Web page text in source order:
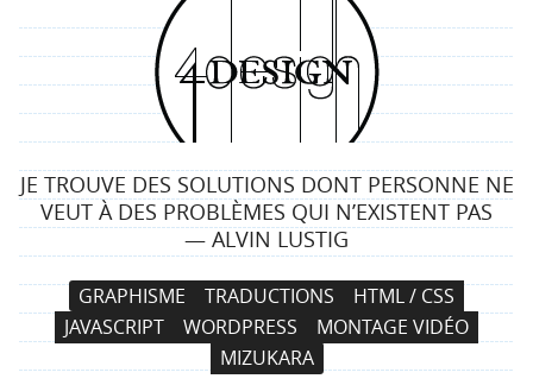
4
d
e
s
i
g
n
JE TROUVE DES SOLUTIONS DONT PERSONNE NE
VEUT À DES PROBLÈMES QUI N’EXISTENT PAS
— ALVIN LUSTIG
GRAPHISME TRADUCTIONS
HTML / CSS
JAVASCRIPT
WORDPRESS
MONTAGE VIDÉO
MIZUKARA